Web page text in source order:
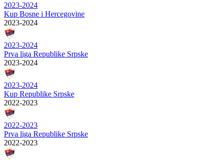
2023-2024
Kup Bosne i Hercegovine
2023-2024
2023-2024
Prva liga Republike Srpske
2023-2024
2023-2024
Kup Republike Srpske
2022-2023
2022-2023
Prva liga Republike Srpske
2022-2023